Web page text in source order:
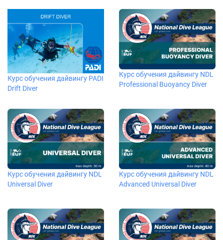
Курс обучения дайвингу PADI
Drift Diver
Курс обучения дайвингу NDL
Professional Buoyancy Diver
Курс обучения дайвингу NDL
Universal Diver
Курс обучения дайвингу NDL
Advanced Universal Diver